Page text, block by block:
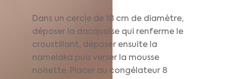
Dans un cercle de 18 cm de diamètre,
déposer la dacquoise qui renferme le
croustillant, déposer ensuite la
namelaka puis verser la mousse
noisette. Placer au congélateur 8